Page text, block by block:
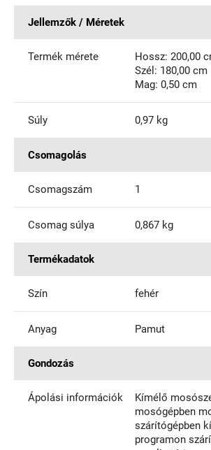
Jellemzők / Méretek
Termék mérete
Hossz: 200,00
Szél: 180,00 cm
Mag: 0,50 cm
Súly 0,97 kg
Csomagolás
Csomagszám 1
Csomag súlya 0,867 kg
Termékadatok
Szín fehér
Anyag Pamut
Gondozás
Ápolási információk
Kímélő
mosógépben
szárítógépben
programon